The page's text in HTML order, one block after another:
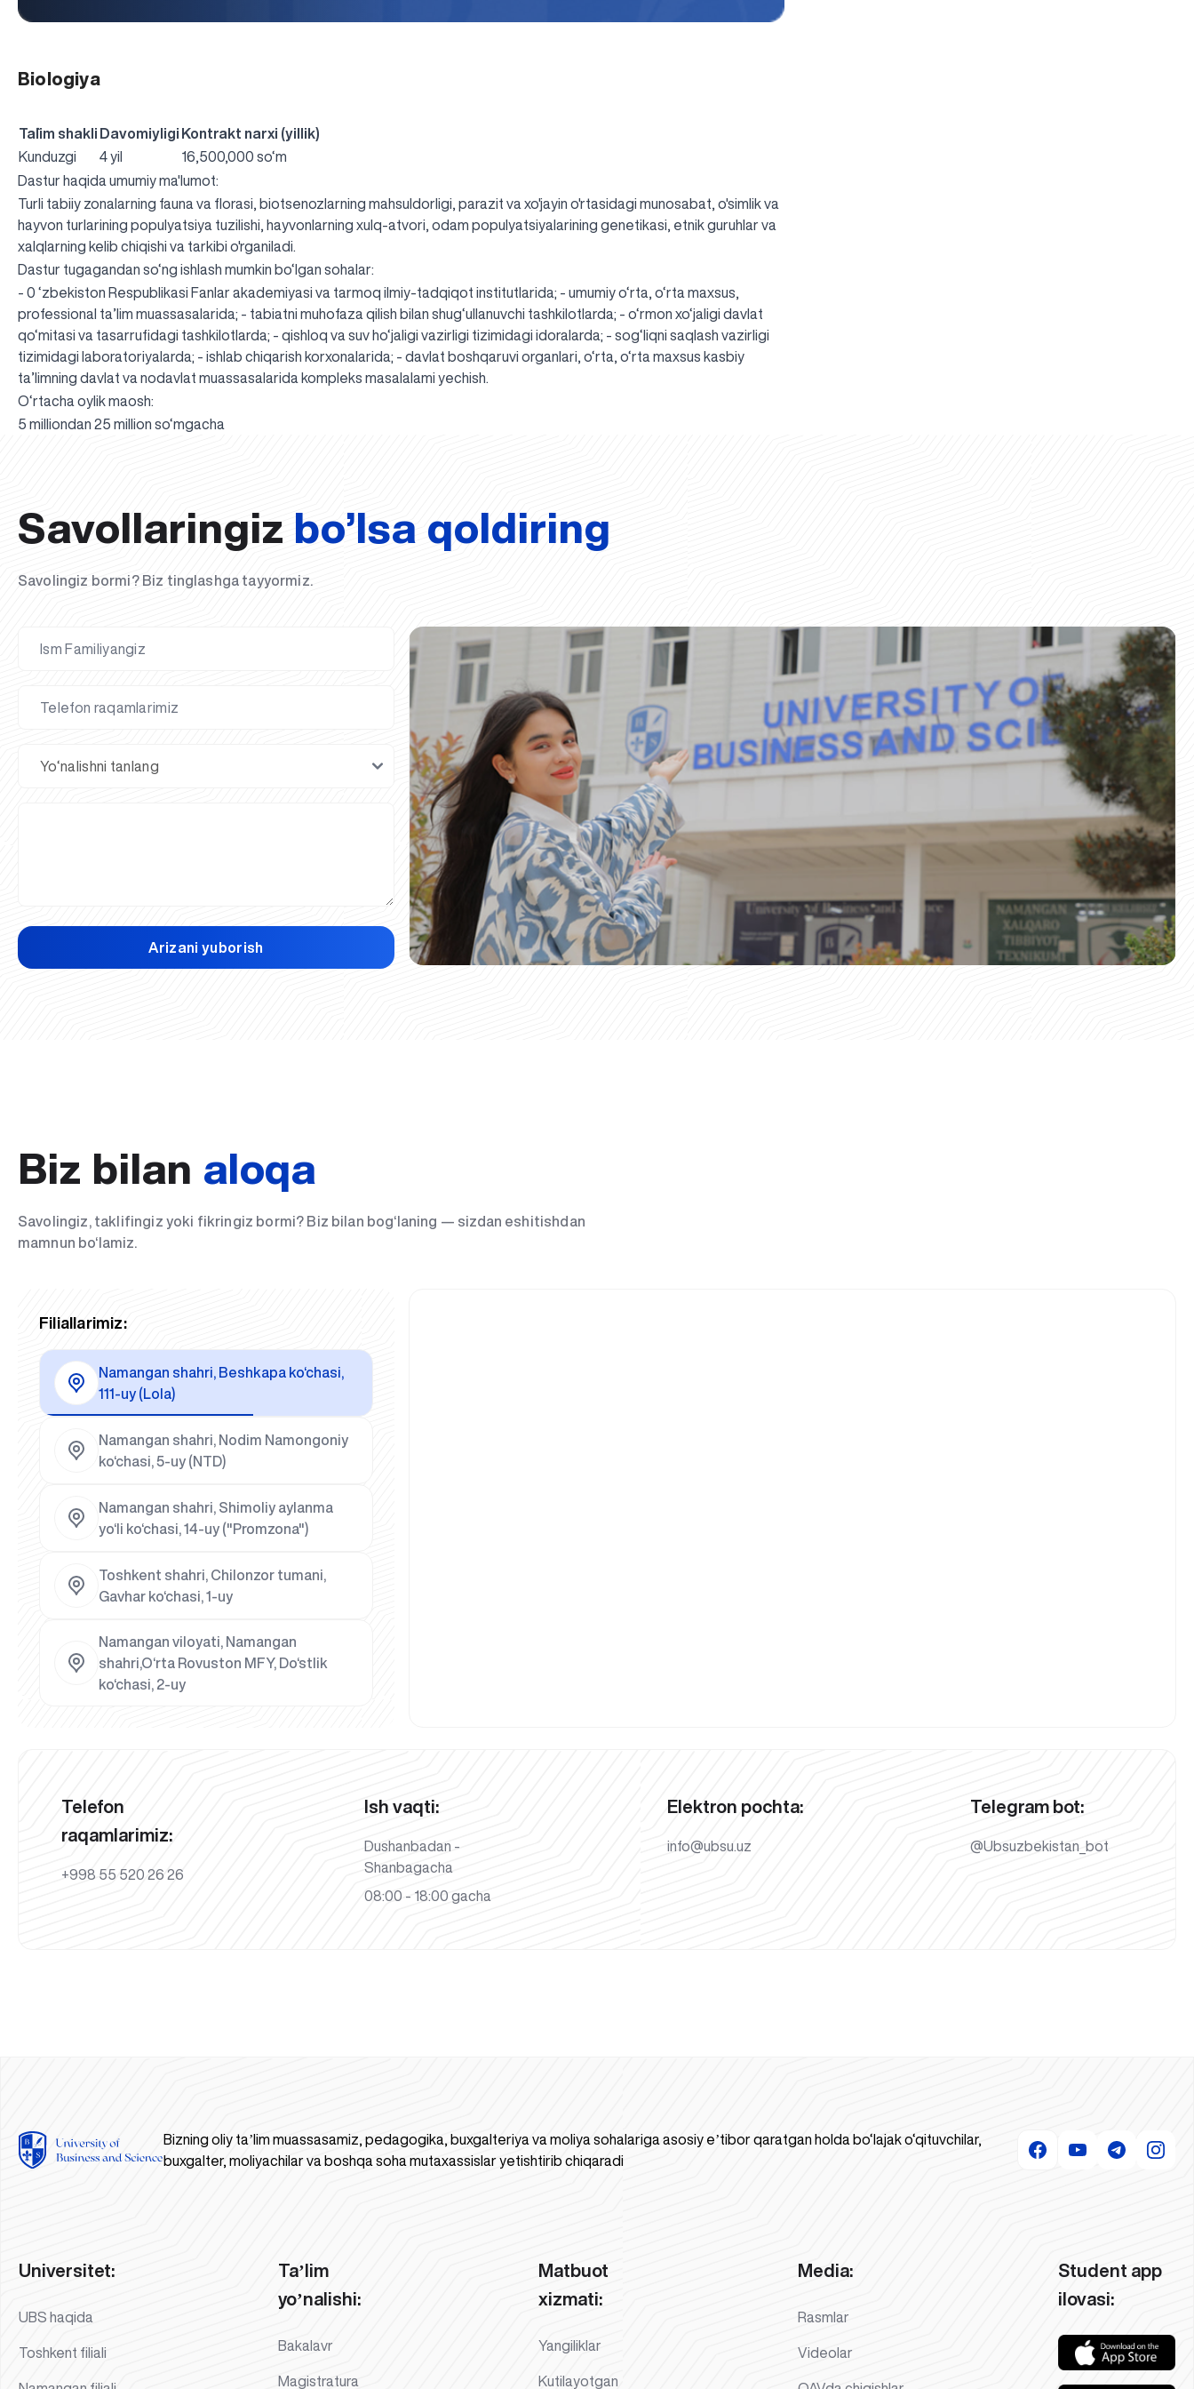
Biologiya
Ta`lim shakli Davomiyligi Kontrakt narxi (yillik)
Kunduzgi
4 yil
16,500,000 so‘m
Dastur haqida umumiy ma'lumot:
Turli tabiiy zonalarning fauna va florasi, biotsenozlarning mahsuldorligi, parazit va xo'jayin o'rtasidagi munosabat, o'simlik va
hayvon turlarining populyatsiya tuzilishi, hayvonlarning xulq-atvori, odam populyatsiyalarining genetikasi, etnik guruhlar va
xalqlarning kelib chiqishi va tarkibi o'rganiladi.
Dastur tugagandan so‘ng ishlash mumkin bo‘lgan sohalar:
- 0 ‘zbekiston Respublikasi Fanlar akademiyasi va tarmoq ilmiy-tadqiqot institutlarida; - umumiy o‘rta, o‘rta maxsus,
professional ta’lim muassasalarida; - tabiatni muhofaza qilish bilan shug‘ullanuvchi tashkilotlarda; - o‘rmon xo‘jaligi davlat
qo‘mitasi va tasarrufidagi tashkilotlarda; - qishloq va suv ho‘jaligi vazirligi tizimidagi idoralarda; - sog‘liqni saqlash vazirligi
tizimidagi laboratoriyalarda; - ishlab chiqarish korxonalarida; - davlat boshqaruvi organlari, o‘rta, o‘rta maxsus kasbiy
ta’limning davlat va nodavlat muassasalarida kompleks masalalami yechish.
O‘rtacha oylik maosh:
5 milliondan 25 million so‘mgacha
Savollaringiz bo’lsa qoldiring
Savolingiz bormi? Biz tinglashga tayyormiz.
Arizani yuborish
Biz bilan aloqa
Savolingiz, taklifingiz yoki fikringiz bormi? Biz bilan bog‘laning — sizdan eshitishdan
mamnun bo‘lamiz.
Filiallarimiz:
Namangan shahri, Beshkapa ko‘chasi,
111-uy (Lola)
Namangan shahri, Nodim Namongoniy
ko‘chasi, 5-uy (NTD)
Namangan shahri, Shimoliy aylanma
yo‘li ko‘chasi, 14-uy ("Promzona")
Toshkent shahri, Chilonzor tumani,
Gavhar ko‘chasi, 1-uy
Namangan viloyati, Namangan
shahri,O‘rta Rovuston MFY, Do‘stlik
ko‘chasi, 2-uy
Telefon
raqamlarimiz:
+998 55 520 26 26
Ish vaqti:
Dushanbadan -
Shanbagacha
08:00 - 18:00 gacha
Elektron pochta:
info@ubsu.uz
Telegram bot:
@Ubsuzbekistan_bot
Bizning oliy taʼlim muassasamiz, pedagogika, buxgalteriya va moliya sohalariga asosiy eʼtibor qaratgan holda bo‘lajak o‘qituvchilar,
buxgalter, moliyachilar va boshqa soha mutaxassislar yetishtirib chiqaradi
Universitet:
UBS haqida
Toshkent filiali
Taʼlim
yoʼnalishi:
Bakalavr
Magistratura
Matbuot
xizmati:
Yangiliklar
Kutilayotgan
Media:
Rasmlar
Videolar
Student app
ilovasi: